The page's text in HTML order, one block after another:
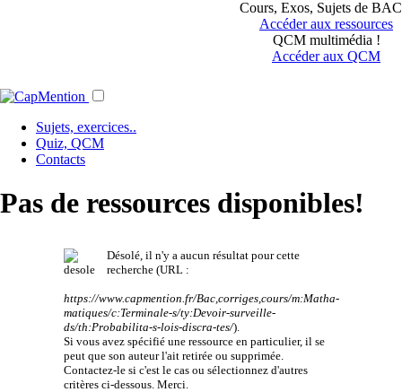
Cours, Exos, Sujets de
Accéder aux ressources
QCM multimédia !
Accéder aux QCM
Sujets, exercices..
Quiz, QCM
Contacts
Pas de ressources disponibles!
Désolé, il n'y a aucun résultat pour cette
recherche (URL :
https://www.capmention.fr/Bac,corriges,cours/m:Matha-
matiques/c:Terminale-s/ty:Devoir-surveille-
ds/th:Probabilita-s-lois-discra-tes/).
Si vous avez spécifié une ressource en particulier, il se
peut que son auteur l'ait retirée ou supprimée.
Contactez-le si c'est le cas ou sélectionnez d'autres
critères ci-dessous. Merci.